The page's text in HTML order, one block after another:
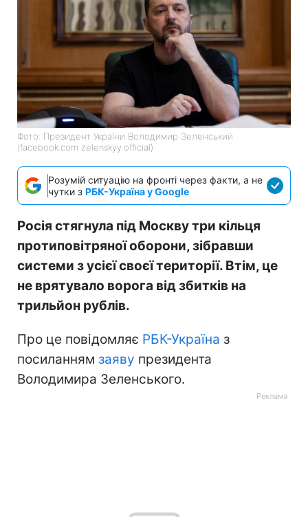
Фото: Президент України Володимир Зеленський
(facebook.com zelenskyy.official)
Розумій ситуацію на фронті через факти, а не
чутки з РБК-Україна у Google
Росія стягнула під Москву три кільця
протиповітряної оборони, зібравши
системи з усієї своєї території. Втім, це
не врятувало ворога від збитків на
трильйон рублів.
Про це повідомляє РБК-Україна з
посиланням заяву президента
Володимира Зеленського.